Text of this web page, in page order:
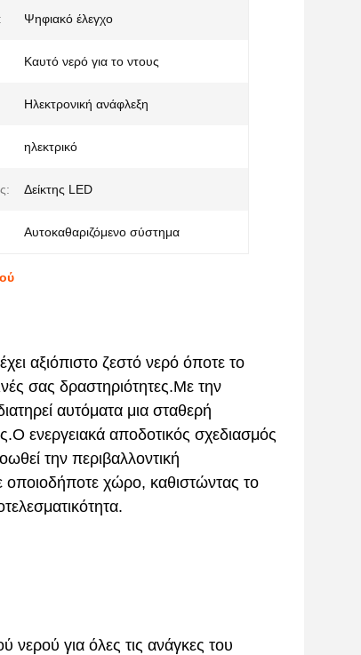
Ψηφιακό έλεγχο
Καυτό νερό για το ντους
Ηλεκτρονική ανάφλεξη
ηλεκτρικό
Δείκτης LED
Αυτοκαθαριζόμενο σύστημα
αξιόπιστο ζεστό νερό όποτε το
σας δραστηριότητες.Με την
αυτόματα μια σταθερή
ενεργειακά αποδοτικός σχεδιασμός
την περιβαλλοντική
οποιοδήποτε χώρο, καθιστώντας το
νερού για όλες τις ανάγκες του